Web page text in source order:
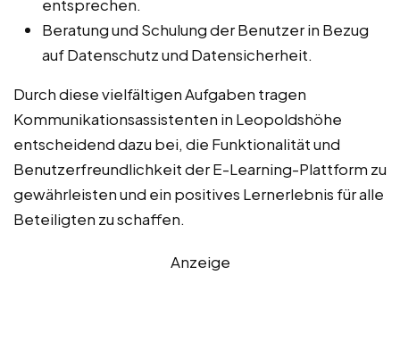
entsprechen.
Beratung und Schulung der Benutzer in Bezug
auf Datenschutz und Datensicherheit.
Durch diese vielfältigen Aufgaben tragen
Kommunikationsassistenten in Leopoldshöhe
entscheidend dazu bei, die Funktionalität und
Benutzerfreundlichkeit der E-Learning-Plattform zu
gewährleisten und ein positives Lernerlebnis für alle
Beteiligten zu schaffen.
Anzeige